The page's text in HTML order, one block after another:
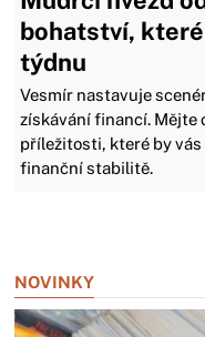
bohatství,
týdnu
Vesmír nastavuje
získávání financí. Mějte
příležitosti, které by
finanční stabilitě.
NOVINKY